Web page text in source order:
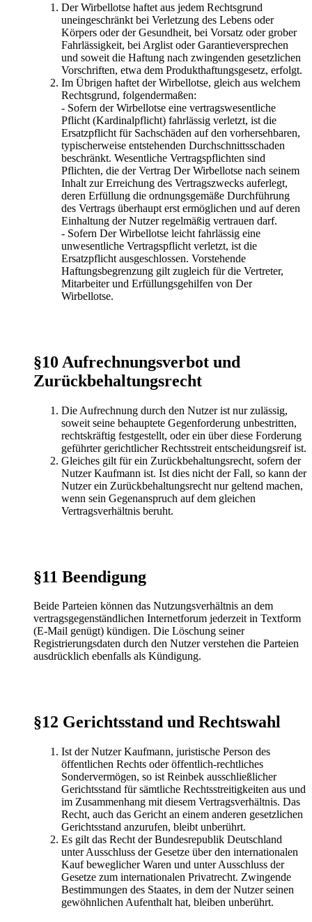
Der Wirbellotse haftet aus jedem Rechtsgrund
uneingeschränkt bei Verletzung des Lebens oder
Körpers oder der Gesundheit, bei Vorsatz oder grober
Fahrlässigkeit, bei Arglist oder Garantieversprechen
und soweit die Haftung nach zwingenden gesetzlichen
Vorschriften, etwa dem Produkthaftungsgesetz, erfolgt.
Im Übrigen haftet der Wirbellotse, gleich aus welchem
Rechtsgrund, folgendermaßen:
- Sofern der Wirbellotse eine vertragswesentliche
Pflicht (Kardinalpflicht) fahrlässig verletzt, ist die
Ersatzpflicht für Sachschäden auf den vorhersehbaren,
typischerweise entstehenden Durchschnittsschaden
beschränkt. Wesentliche Vertragspflichten sind
Pflichten, die der Vertrag Der Wirbellotse nach seinem
Inhalt zur Erreichung des Vertragszwecks auferlegt,
deren Erfüllung die ordnungsgemäße Durchführung
des Vertrags überhaupt erst ermöglichen und auf deren
Einhaltung der Nutzer regelmäßig vertrauen darf.
- Sofern Der Wirbellotse leicht fahrlässig eine
unwesentliche Vertragspflicht verletzt, ist die
Ersatzpflicht ausgeschlossen. Vorstehende
Haftungsbegrenzung gilt zugleich für die Vertreter,
Mitarbeiter und Erfüllungsgehilfen von Der
Wirbellotse.
§10 Aufrechnungsverbot und
Zurückbehaltungsrecht
Die Aufrechnung durch den Nutzer ist nur zulässig,
soweit seine behauptete Gegenforderung unbestritten,
rechtskräftig festgestellt, oder ein über diese Forderung
geführter gerichtlicher Rechtsstreit entscheidungsreif ist.
Gleiches gilt für ein Zurückbehaltungsrecht, sofern der
Nutzer Kaufmann ist. Ist dies nicht der Fall, so kann der
Nutzer ein Zurückbehaltungsrecht nur geltend machen,
wenn sein Gegenanspruch auf dem gleichen
Vertragsverhältnis beruht.
§11 Beendigung
Beide Parteien können das Nutzungsverhältnis an dem
vertragsgegenständlichen Internetforum jederzeit in Textform
(E-Mail genügt) kündigen. Die Löschung seiner
Registrierungsdaten durch den Nutzer verstehen die Parteien
ausdrücklich ebenfalls als Kündigung.
§12 Gerichtsstand und Rechtswahl
Ist der Nutzer Kaufmann, juristische Person des
öffentlichen Rechts oder öffentlich-rechtliches
Sondervermögen, so ist Reinbek ausschließlicher
Gerichtsstand für sämtliche Rechtsstreitigkeiten aus und
im Zusammenhang mit diesem Vertragsverhältnis. Das
Recht, auch das Gericht an einem anderen gesetzlichen
Gerichtsstand anzurufen, bleibt unberührt.
Es gilt das Recht der Bundesrepublik Deutschland
unter Ausschluss der Gesetze über den internationalen
Kauf beweglicher Waren und unter Ausschluss der
Gesetze zum internationalen Privatrecht. Zwingende
Bestimmungen des Staates, in dem der Nutzer seinen
gewöhnlichen Aufenthalt hat, bleiben unberührt.